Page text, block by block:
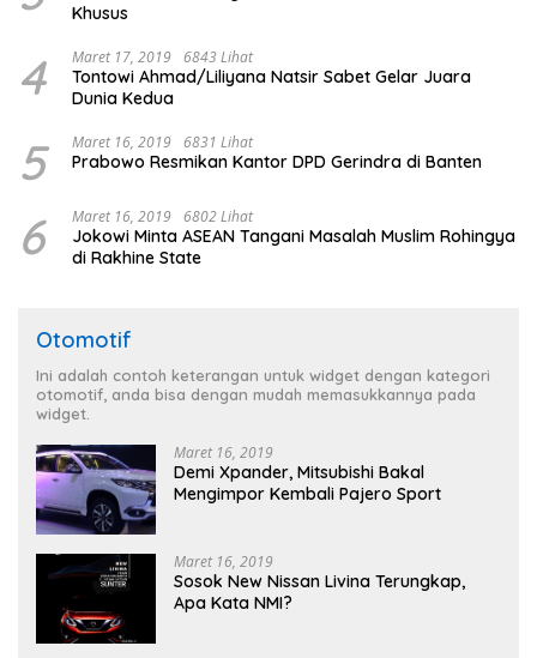
Khusus
4 Maret 17, 2019 6843 Lihat
Tontowi Ahmad/Liliyana Natsir Sabet Gelar Juara
Dunia Kedua
5 Maret 16, 2019 6831 Lihat
Prabowo Resmikan Kantor DPD Gerindra di Banten
6 Maret 16, 2019 6802 Lihat
Jokowi Minta ASEAN Tangani Masalah Muslim Rohingya
di Rakhine State
Otomotif
Ini adalah contoh keterangan untuk widget dengan kategori
otomotif, anda bisa dengan mudah memasukkannya pada
widget.
Maret 16, 2019
Demi Xpander, Mitsubishi Bakal
Mengimpor Kembali Pajero Sport
Maret 16, 2019
Sosok New Nissan Livina Terungkap,
Apa Kata NMI?